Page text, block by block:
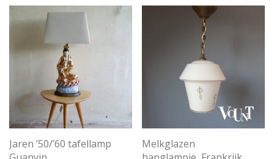
Jaren ’50/’60 tafellamp
Melkglazen